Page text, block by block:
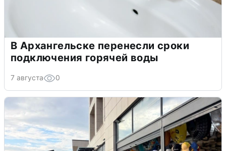
В Архангельске перенесли сроки
подключения горячей воды
7 августа 0